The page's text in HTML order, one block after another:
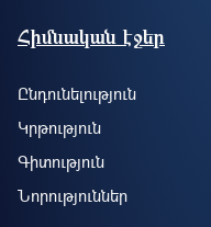
Footer site information
Հիմնական էջեր
Ընդունելություն
Կրթություն
Գիտություն
Նորություններ